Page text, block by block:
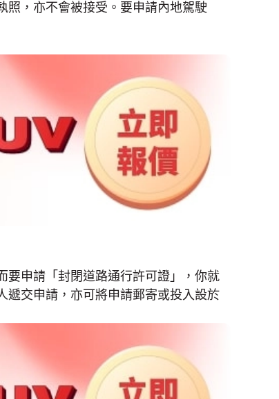
照，亦不會被接受。要申請內地駕駛
要申請「封閉道路通行許可證」，你就
遞交申請，亦可將申請郵寄或投入設於